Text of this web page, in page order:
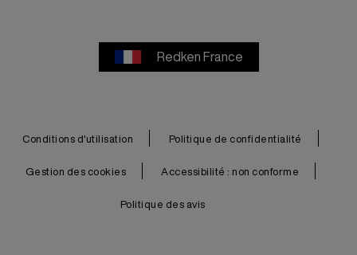
Redken France
Conditions d'utilisation Politique de confidentialité
Gestion des cookies Accessibilité : non conforme
Politique des avis